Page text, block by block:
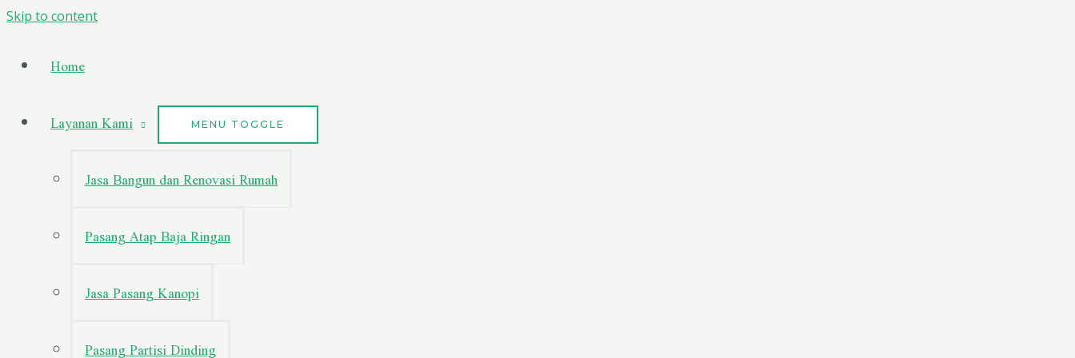
Skip to content
Home
Layanan Kami
MENU TOGGLE
Jasa Bangun dan Renovasi Rumah
Pasang Atap Baja Ringan
Jasa Pasang Kanopi
Pasang Partisi Dinding